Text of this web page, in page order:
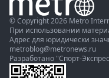
© Copyright 2026 Metro
При использовании
Адрес для юридически
metroblog@metronews.ru
Разработано "Спорт-